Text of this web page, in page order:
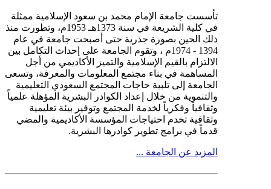
تأسست جامعة الإمام محمد بن سعود الإسلامية ممثلة
في كلية الشريعة في سنة 1373هـ 1953م، وتطورت منذ
ذلك الحين بصورة جذرية حتى أصبحت جامعة في عام
1394 - 1974م ، وتقوم الجامعة على إحداث التكامل بين
الالتزام بالقيم الإسلامية والتميز الأكاديمي من أجل
المساهمة في بناء مجتمع المعلومات والمعرفة، وتسعى
الجامعة إلى تلبية حاجات المجتمع السعودي التعليمية
والتنموية من خلال إعداد الكوادر البشرية المؤهلة علمياً
وثقافياً وفكرياً لخدمة المجتمع وتوفير بيئة تعليمية
وثقافية تخدم احتياجات المؤسسة الأكاديمية والمضي
قدماً في برامج تطوير كوادرها البشرية.
المزيد عن الجامعة ...